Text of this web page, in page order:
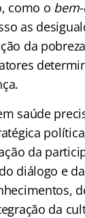
como o
as
da
saúde
da
diálogo e
da